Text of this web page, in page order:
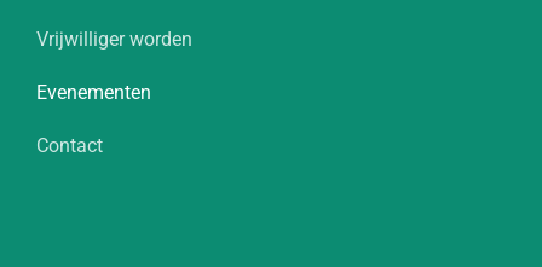
Vrijwilliger worden
Evenementen
Contact